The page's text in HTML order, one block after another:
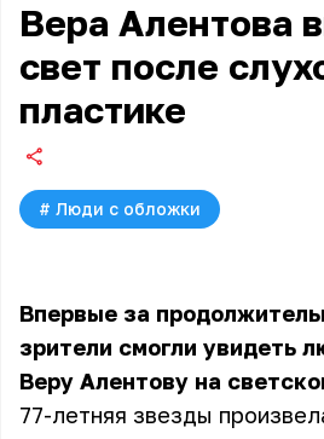
Вера Алентова
свет после
пластике
# Люди с обложки
Впервые за
зрители смогли увидеть
Веру Алентову на
77-летняя звезды